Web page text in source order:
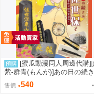
預購 [蜜瓜動漫同人周邊代購
紫-群青(もんが)]あの日の続
佐世保で～東山公園海軍墓地
(同人誌)
售價 540